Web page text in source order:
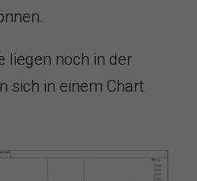
liegen noch in der
sich in einem Chart